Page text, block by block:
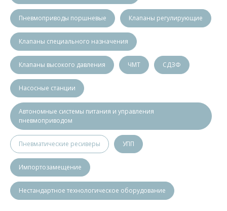
Пневмоприводы поршневые Клапаны регулирующие
Клапаны специального назначения
Клапаны высокого давления ЧМТ СДЗФ
Насосные станции
Автономные системы питания и управления
пневмоприводом
Пневматические ресиверы УПП
Импортозамещение
Нестандартное технологическое оборудование